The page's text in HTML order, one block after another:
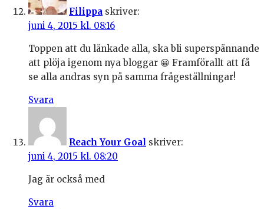
Filippa skriver:
juni 4, 2015 kl. 08:16
Toppen att du länkade alla, ska bli superspännande
att plöja igenom nya bloggar 😀 Framförallt att få
se alla andras syn på samma frågeställningar!
Svara
Reach Your Goal skriver:
juni 4, 2015 kl. 08:20
Jag är också med
Svara